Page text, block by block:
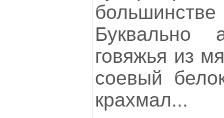
Буквально
говяжья из
соевый
крахмал...